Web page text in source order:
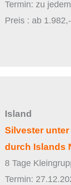
Termin: zu
Preis : ab
Island
Silvester
durch Islands
8 Tage
Termin: